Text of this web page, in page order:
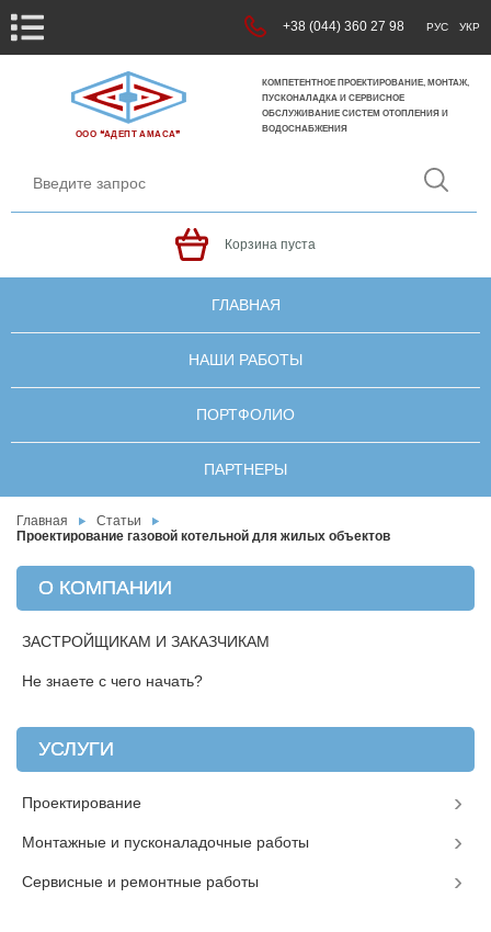
+38 (044) 360 27 98 РУС УКР
ООО ❝АДЕПТ АМАСА❞
КОМПЕТЕНТНОЕ ПРОЕКТИРОВАНИЕ, МОНТАЖ,
ПУСКОНАЛАДКА И СЕРВИСНОЕ
ОБСЛУЖИВАНИЕ СИСТЕМ ОТОПЛЕНИЯ И
ВОДОСНАБЖЕНИЯ
Корзина пуста
ГЛАВНАЯ
НАШИ РАБОТЫ
ПОРТФОЛИО
ПАРТНЕРЫ
Главная
Статьи
Проектирование газовой котельной для жилых объектов
О КОМПАНИИ
ЗАСТРОЙЩИКАМ И ЗАКАЗЧИКАМ
Не знаете с чего начать?
УСЛУГИ
Проектирование
Монтажные и пусконаладочные работы
Сервисные и ремонтные работы